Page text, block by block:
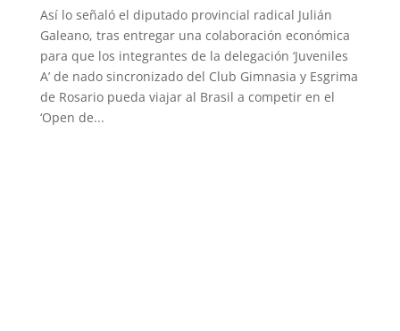
Así lo señaló el diputado provincial radical Julián
Galeano, tras entregar una colaboración económica
para que los integrantes de la delegación ‘Juveniles
A’ de nado sincronizado del Club Gimnasia y Esgrima
de Rosario pueda viajar al Brasil a competir en el
‘Open de...